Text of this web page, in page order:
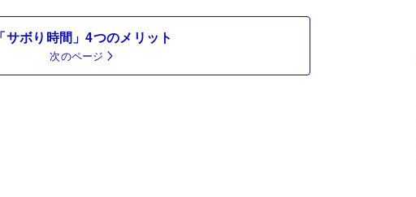
「サボり時間」4つのメリット
次のページ